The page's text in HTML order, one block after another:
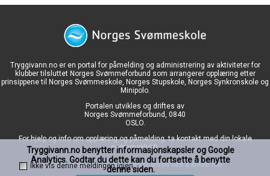
Tryggivann.no er en portal for påmelding og administrering av aktiviteter for
klubber tilsluttet Norges Svømmeforbund som arrangerer opplæring etter
prinsippene til Norges Svømmeskole, Norges Stupskole, Norges Synkronskole og
Minipolo.
Portalen utvikles og driftes av
Norges Svømmeforbund, 0840
OSLO.
For hjelp og info om opplæring og påmelding, ta kontakt med din lokale
svømmeklubb.
Se arrangører og kontaktinfo til disse ved å klikke her.
Tryggivann.no benytter informasjonskapsler og Google
Analytics. Godtar du dette kan du fortsette å benytte
denne siden.
Ikke vis denne meldingen igjen.